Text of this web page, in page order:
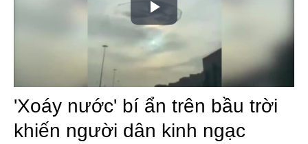
Play
Video
'Xoáy nước' bí ẩn trên bầu trời
khiến người dân kinh ngạc